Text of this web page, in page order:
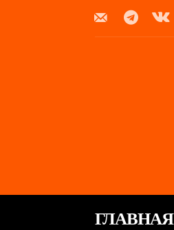
ГЛАВНАЯ